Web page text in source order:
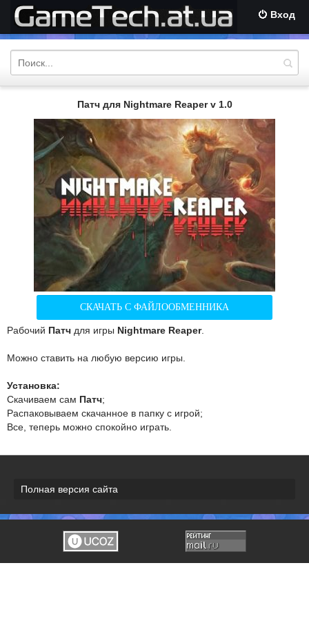
Вход
Патч для Nightmare Reaper v 1.0
СКАЧАТЬ С ФАЙЛООБМЕННИКА
Рабочий Патч для игры Nightmare Reaper.
Можно ставить на любую версию игры.
Установка:
Скачиваем сам Патч;
Распаковываем скачанное в папку с игрой;
Все, теперь можно спокойно играть.
Полная версия сайта